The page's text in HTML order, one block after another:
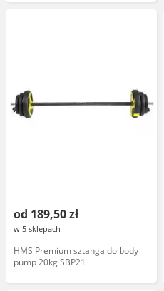
od 189,50 zł
w 5 sklepach
HMS Premium sztanga do body
pump 20kg SBP21